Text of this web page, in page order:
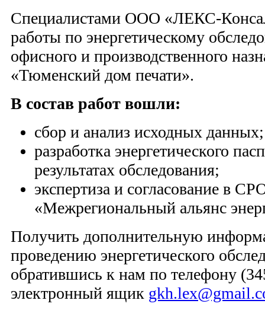
Специалистами ООО «ЛЕКС-
работы по энергетическому
офисного и производственного
«Тюменский дом печати».
В состав работ вошли:
сбор и анализ исходных данных;
разработка энергетического
результатах обследования;
экспертиза и согласование в
«Межрегиональный альянс
Получить дополнительную
проведению энергетического
обратившись к нам по телефону
электронный ящик